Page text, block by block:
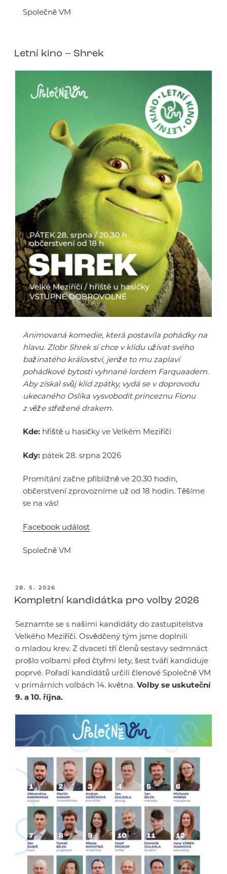
Společně VM
Letní kino – Shrek
Animovaná komedie, která postavila pohádky na
hlavu. Zlobr Shrek si chce v klidu užívat svého
bažinatého království, jenže to mu zaplaví
pohádkové bytosti vyhnané lordem Farquaadem.
Aby získal svůj klid zpátky, vydá se v doprovodu
ukecaného Oslíka vysvobodit princeznu Fionu
z věže střežené drakem.
Kde: hřiště u hasičky ve Velkém Meziříčí
Kdy: pátek 28. srpna 2026
Promítání začne přibližně ve 20.30 hodin,
občerstvení zprovozníme už od 18 hodin. Těšíme
se na vás!
Facebook událost
Společně VM
PUBLIKOVÁNO
28. 5. 2026
Kompletní kandidátka pro volby 2026
Seznamte se s našimi kandidáty do zastupitelstva
Velkého Meziříčí. Osvědčený tým jsme doplnili
o mladou krev. Z dvaceti tří členů sestavy sedmnáct
prošlo volbami před čtyřmi lety, šest tváří kandiduje
poprvé. Pořadí kandidátů určili členové Společně VM
v primárních volbách 14. května. Volby se uskuteční
9. a 10. října.